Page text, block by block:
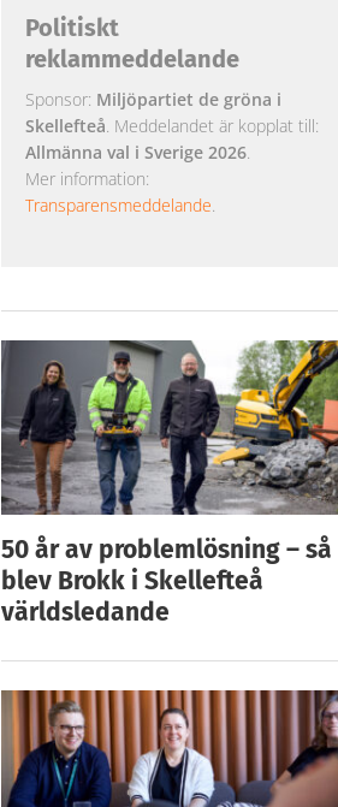
Politiskt
reklammeddelande
Sponsor: Miljöpartiet de gröna i
Skellefteå. Meddelandet är kopplat till:
Allmänna val i Sverige 2026.
Mer information:
Transparensmeddelande.
50 år av problemlösning – så
blev Brokk i Skellefteå
världsledande